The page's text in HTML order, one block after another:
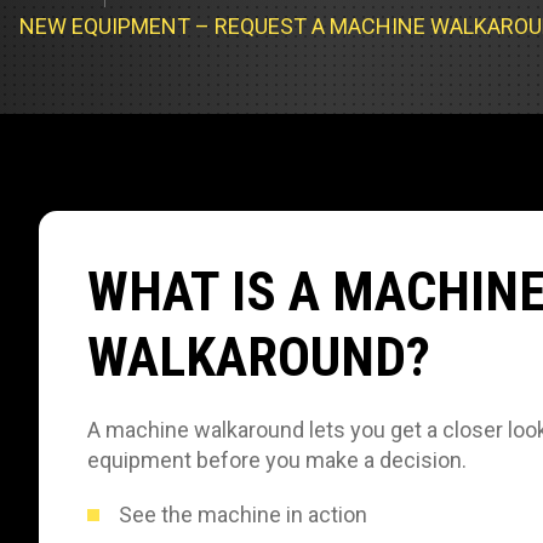
Servicio
Servicio
NEW EQUIPMENT – REQUEST A MACHINE
WHAT IS A
WALKAROUND?
A machine walkaround lets you get a closer
equipment before you make a decision.
See the machine in action